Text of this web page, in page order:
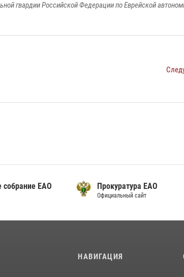
гвардии Российской Федерации по Еврейской
область Законодательное собрание
Официальный сайт
НАВИГАЦИЯ